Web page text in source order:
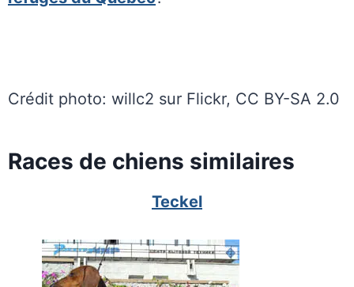
Crédit photo: willc2 sur Flickr, CC BY-SA 2.0
Races de chiens similaires
Teckel